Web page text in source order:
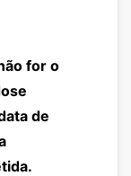
for o
de